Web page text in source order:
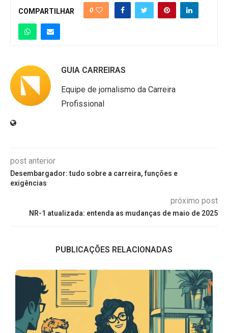
COMPARTILHAR 0
GUIA CARREIRAS
Equipe de jornalismo da Carreira
Profissional
post anterior
Desembargador: tudo sobre a carreira, funções e
exigências
próximo post
NR-1 atualizada: entenda as mudanças de maio de 2025
PUBLICAÇÕES RELACIONADAS